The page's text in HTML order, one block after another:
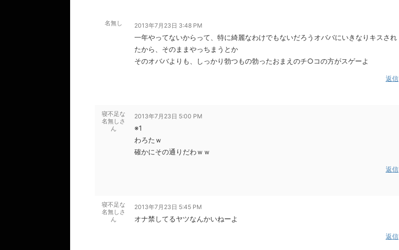
名無し 2013年7月23日 3:48 PM
一年やってないからって、特に綺麗なわけでもないだろうオババにいきなりキスされ
たから、そのままやっちまうとか
そのオババよりも、しっかり勃つもの勃ったおまえのチ○コの方がスゲーよ
返信
寝不足な
名無しさ
ん
2013年7月23日 5:00 PM
※1
わろたｗ
確かにその通りだわｗｗ
返信
寝不足な
名無しさ
ん
2013年7月23日 5:45 PM
オナ禁してるヤツなんかいねーよ
返信